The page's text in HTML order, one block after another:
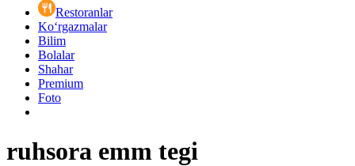
Restoranlar
Ko‘rgazmalar
Bilim
Bolalar
Shahar
Premium
Foto
ruhsora emm tegi